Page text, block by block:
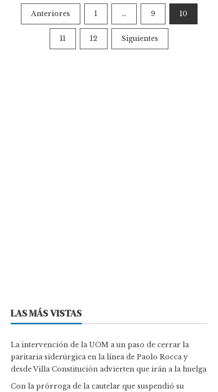
Paginación
de
entradas
Anteriores 1 … 9 10
11 12 Siguientes
LAS MÁS VISTAS
La intervención de la UOM a un paso de cerrar la
paritaria siderúrgica en la línea de Paolo Rocca y
desde Villa Constitución advierten que irán a la huelga
Con la prórroga de la cautelar que suspendió su